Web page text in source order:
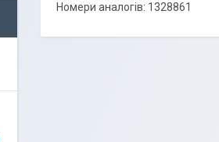
Номери аналогів: 1328861